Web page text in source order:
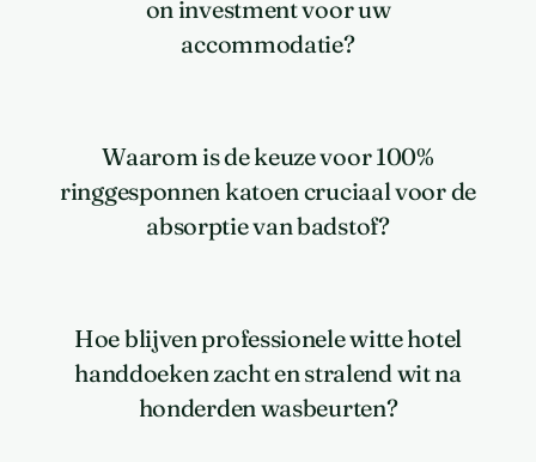
on investment voor uw
accommodatie?
Waarom is de keuze voor 100%
ringgesponnen katoen cruciaal voor de
absorptie van badstof?
Hoe blijven professionele witte hotel
handdoeken zacht en stralend wit na
honderden wasbeurten?